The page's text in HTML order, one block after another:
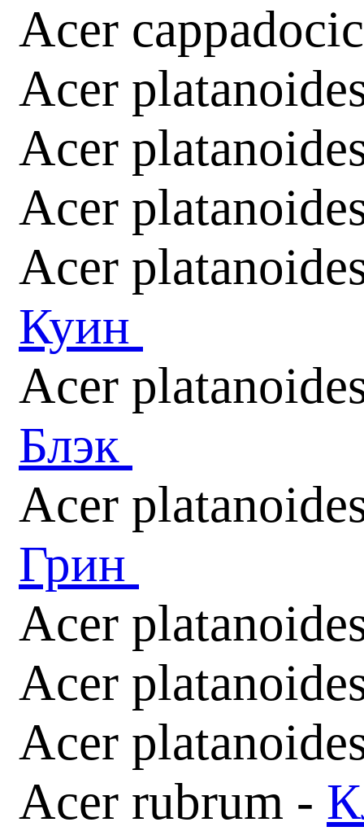
Acer
Acer
Acer
Acer
Acer
Куин
Acer
Блэк
Acer
Грин
Acer
Acer
Acer
Acer rubrum -